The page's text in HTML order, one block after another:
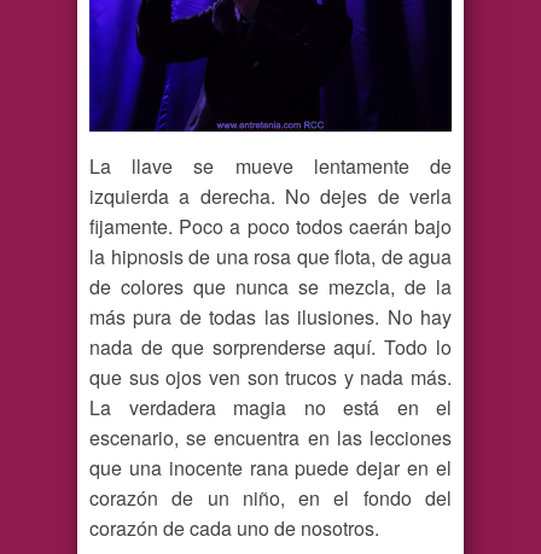
La llave se mueve lentamente de
izquierda a derecha. No dejes de verla
fijamente. Poco a poco todos caerán bajo
la hipnosis de una rosa que flota, de agua
de colores que nunca se mezcla, de la
más pura de todas las ilusiones. No hay
nada de que sorprenderse aquí. Todo lo
que sus ojos ven son trucos y nada más.
La verdadera magia no está en el
escenario, se encuentra en las lecciones
que una inocente rana puede dejar en el
corazón de un niño, en el fondo del
corazón de cada uno de nosotros.